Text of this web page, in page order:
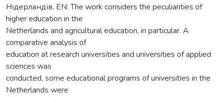
Нідерландів. EN: The work considers the peculiarities of
higher education in the
Netherlands and agricultural education, in particular. A
comparative analysis of
education at research universities and universities of applied
sciences was
conducted, some educational programs of universities in the
Netherlands were